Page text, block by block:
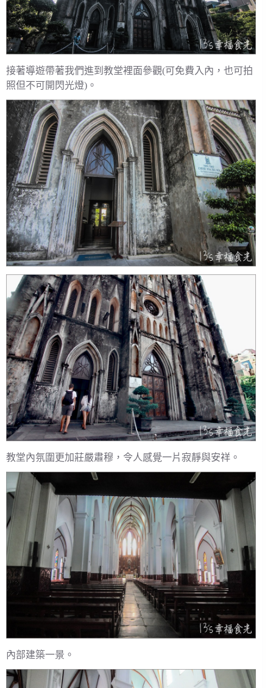
接著導遊帶著我們進到教堂裡面參觀(可免費入內，也可拍
照但不可開閃光燈)。
教堂內氛圍更加莊嚴肅穆，令人感覺一片寂靜與安祥。
內部建築一景。